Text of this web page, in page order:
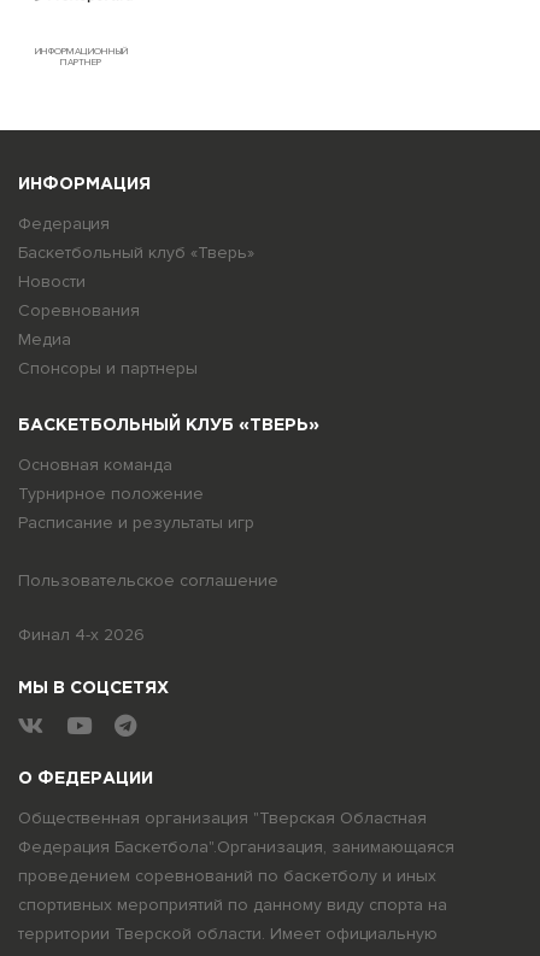
ИНФОРМАЦИОННЫЙ
ПАРТНЕР
О ФЕДЕРАЦИИ
Общественная организация "Тверская Областная
Федерация Баскетбола".Организация, занимающаяся
проведением соревнований по баскетболу и иных
спортивных мероприятий по данному виду спорта на
территории Тверской области. Имеет официальную
ИНФОРМАЦИЯ
Федерация
Баскетбольный клуб «Тверь»
Новости
Соревнования
Медиа
Спонсоры и партнеры
БАСКЕТБОЛЬНЫЙ КЛУБ «ТВЕРЬ»
Основная команда
Турнирное положение
Расписание и результаты игр
Пользовательское соглашение
Финал 4-х 2026
МЫ В СОЦСЕТЯХ